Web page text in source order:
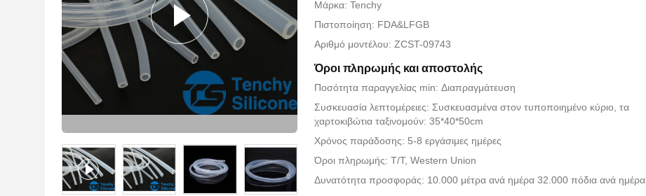
Μάρκα: Tenchy
Πιστοποίηση: FDA&LFGB
Αριθμό μοντέλου: ZCST-09743
Όροι πληρωμής και αποστολής
Ποσότητα παραγγελίας min: Διαπραγμάτευση
Συσκευασία λεπτομέρειες: Συσκευασμένα στον τυποποιημένο κύριο, τα
χαρτοκιβώτια ταξινομούν: 35*40*50cm
Χρόνος παράδοσης: 5-8 εργάσιμες ημέρες
Όροι πληρωμής: T/T, Western Union
Δυνατότητα προσφοράς: 10.000 μέτρα ανά ημέρα 32.000 πόδια ανά ημέρα